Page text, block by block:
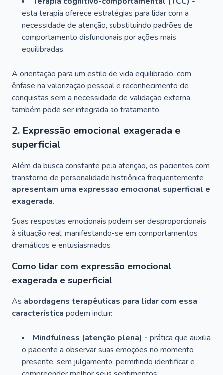
esta terapia oferece estratégias para lidar com a
necessidade de atenção, substituindo padrões de
comportamento disfuncionais por ações mais
equilibradas.
A orientação para um estilo de vida equilibrado, com
ênfase na valorização pessoal e reconhecimento de
conquistas sem a necessidade de validação externa,
também pode ser integrada ao tratamento.
2. Expressão emocional exagerada e
superficial
Além da busca constante pela atenção, os pacientes com
transtorno de personalidade histriônica frequentemente
apresentam uma expressão emocional superficial e
exagerada.
Suas respostas emocionais podem ser desproporcionais
à situação real, manifestando-se em comportamentos
dramáticos e entusiasmados.
Como lidar com expressão emocional
exagerada e superficial
As abordagens terapêuticas para lidar com essa
característica podem incluir:
Mindfulness (atenção plena) - prática que auxilia
o paciente a observar suas emoções no momento
presente, sem julgamento, permitindo identificar e